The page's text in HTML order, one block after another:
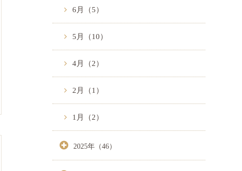
6月（5）
5月（10）
4月（2）
2月（1）
1月（2）
2025年（46）